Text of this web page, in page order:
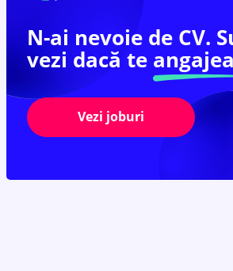
N-ai nevoie de CV.
vezi dacă te
Vezi joburi